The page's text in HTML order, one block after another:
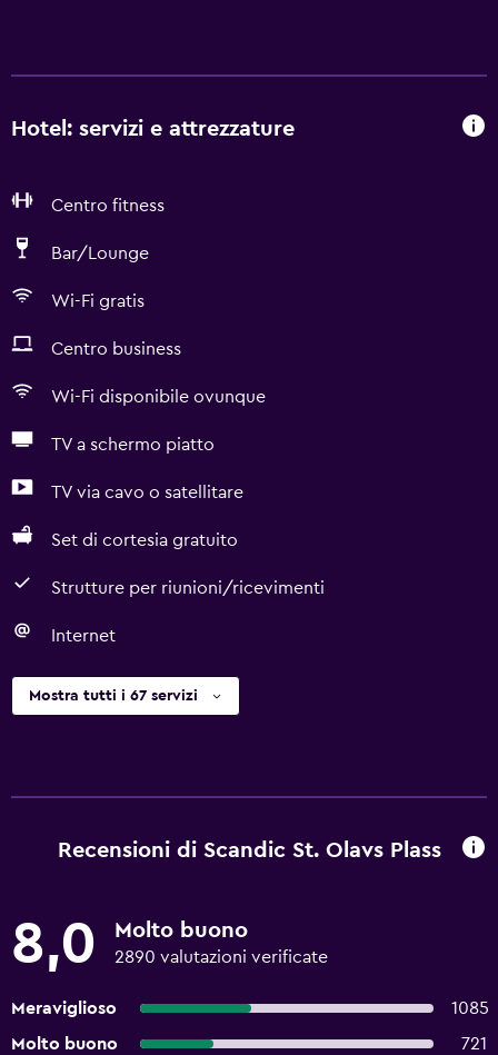
Hotel: servizi e attrezzature
Centro fitness
Bar/Lounge
Wi-Fi gratis
Centro business
Wi-Fi disponibile ovunque
TV a schermo piatto
TV via cavo o satellitare
Set di cortesia gratuito
Strutture per riunioni/ricevimenti
Internet
Mostra tutti i 67 servizi
Recensioni di Scandic St. Olavs Plass
8,0 Molto buono
2890 valutazioni verificate
Meraviglioso
1085
Molto buono
721